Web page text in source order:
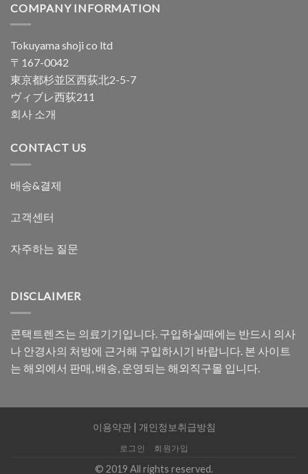
COMPANY INFORMATION
Tokuyama shoji co ltd
〒167-0042
東京都杉並区西荻北2-5-7
ヴィブレ西荻211
회사 소개
CONTACT US
배송&결제
고객센터
자주하는 질문
DISCLAIMER
콘택트렌즈는 의료기기입니다. 구입하실때에는 반드시 의사
나 안경사의 처방에 근거해 구입하시기 바랍니다. 본 사이트
는 해외에서 판매, 배송, 운영되는 해외직구몰 입니다.
이용약관| 개인정보취급방침
로그인 회원가입
© 2019 All rights reserved.